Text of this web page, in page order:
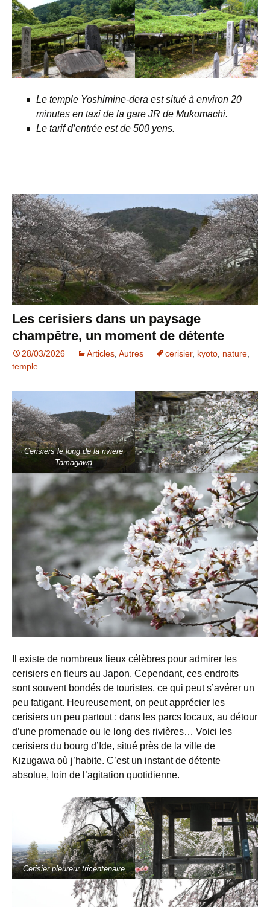
Le temple Yoshimine-dera est situé à environ 20
minutes en taxi de la gare JR de Mukomachi.
Le tarif d’entrée est de 500 yens.
Les cerisiers dans un paysage
champêtre, un moment de détente
28/03/2026 Articles Autres cerisier, kyoto nature
temple
Cerisiers le long de la rivière
Tamagawa
Il existe de nombreux lieux célèbres pour admirer les
cerisiers en fleurs au Japon. Cependant, ces endroits
sont souvent bondés de touristes, ce qui peut s’avérer un
peu fatigant. Heureusement, on peut apprécier les
cerisiers un peu partout : dans les parcs locaux, au détour
d’une promenade ou le long des rivières… Voici les
cerisiers du bourg d’Ide, situé près de la ville de
Kizugawa où j’habite. C’est un instant de détente
absolue, loin de l’agitation quotidienne.
Cerisier pleureur tricentenaire